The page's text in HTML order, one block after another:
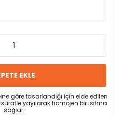
EKLE
göre tasarlandığı için elde edilen
yayılarak homojen bir ısıtma
sağlar.